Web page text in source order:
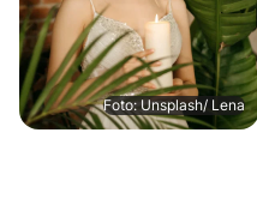
Foto: Unsplash/ Lena